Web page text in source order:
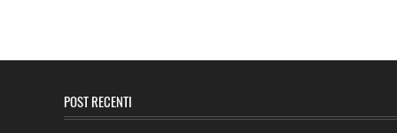
POST RECENTI